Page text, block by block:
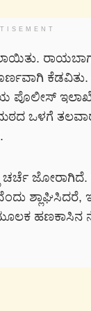
ಪೊಲೀಸ್
ಒಳಗೆ
ಚರ್ಚೆ ಜೋರಾಗಿದೆ.
ಶ್ಲಾಘಿಸಿದರೆ,
ಹಣಕಾಸಿನ